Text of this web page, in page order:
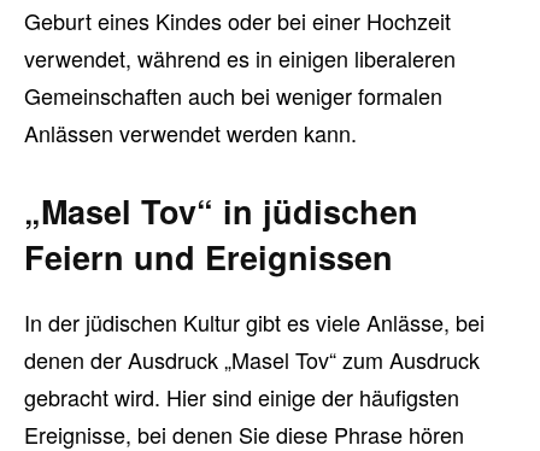
Geburt eines Kindes oder bei einer Hochzeit
verwendet, während es in einigen liberaleren
Gemeinschaften auch bei weniger formalen
Anlässen verwendet werden kann.
„Masel Tov“ in jüdischen
Feiern und Ereignissen
In der jüdischen Kultur gibt es viele Anlässe, bei
denen der Ausdruck „Masel Tov“ zum Ausdruck
gebracht wird. Hier sind einige der häufigsten
Ereignisse, bei denen Sie diese Phrase hören